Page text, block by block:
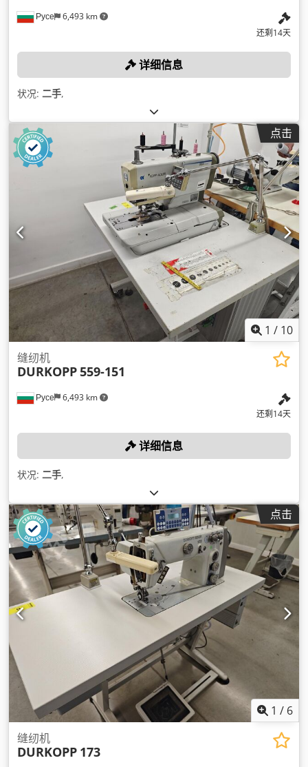
Русе 6,493 km
还剩14天
详细信息
状况: 二手,
点击
1 / 10
Русе 6,493 km
缝纫机
DURKOPP559-151
还剩14天
详细信息
状况: 二手,
点击
1 / 6
缝纫机
DURKOPP 173